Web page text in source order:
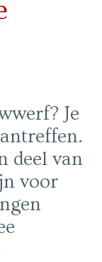
Je
deel van
voor